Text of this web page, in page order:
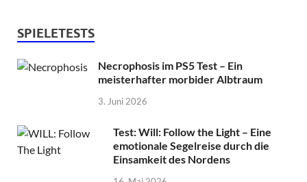
SPIELETESTS
Necrophosis im PS5 Test – Ein
meisterhafter morbider Albtraum
3. Juni 2026
Test: Will: Follow the Light – Eine
emotionale Segelreise durch die
Einsamkeit des Nordens